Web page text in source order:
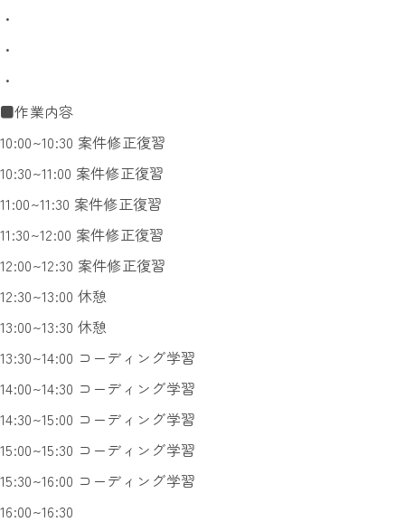
・
・
・
■作業内容
10:00~10:30 案件修正復習
10:30~11:00 案件修正復習
11:00~11:30 案件修正復習
11:30~12:00 案件修正復習
12:00~12:30 案件修正復習
12:30~13:00 休憩
13:00~13:30 休憩
13:30~14:00 コーディング学習
14:00~14:30 コーディング学習
14:30~15:00 コーディング学習
15:00~15:30 コーディング学習
15:30~16:00 コーディング学習
16:00~16:30